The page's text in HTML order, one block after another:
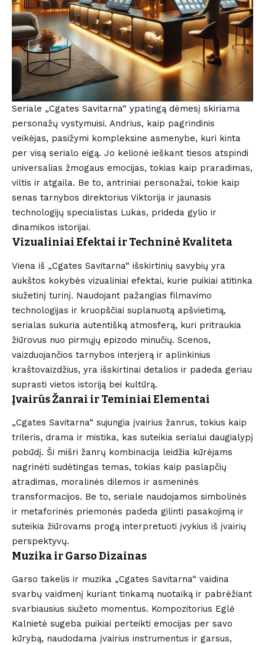
Seriale „Cgates Savitarna“ ypatingą dėmesį skiriama
personažų vystymuisi. Andrius, kaip pagrindinis
veikėjas, pasižymi kompleksine asmenybe, kuri kinta
per visą serialo eigą. Jo kelionė ieškant tiesos atspindi
universalias žmogaus emocijas, tokias kaip praradimas,
viltis ir atgaila. Be to, antriniai personažai, tokie kaip
senas tarnybos direktorius Viktorija ir jaunasis
technologijų specialistas Lukas, prideda gylio ir
dinamikos istorijai.
Vizualiniai Efektai ir Techninė Kvaliteta
Viena iš „Cgates Savitarna“ išskirtinių savybių yra
aukštos kokybės vizualiniai efektai, kurie puikiai atitinka
siužetinį turinį. Naudojant pažangias filmavimo
technologijas ir kruopščiai suplanuotą apšvietimą,
serialas sukuria autentišką atmosferą, kuri pritraukia
žiūrovus nuo pirmųjų epizodo minučių. Scenos,
vaizduojančios tarnybos interjerą ir aplinkinius
kraštovaizdžius, yra išskirtinai detalios ir padeda geriau
suprasti vietos istoriją bei kultūrą.
Įvairūs Žanrai ir Teminiai Elementai
„Cgates Savitarna“ sujungia įvairius žanrus, tokius kaip
trileris, drama ir mistika, kas suteikia serialui daugialypį
pobūdį. Ši mišri žanrų kombinacija leidžia kūrėjams
nagrinėti sudėtingas temas, tokias kaip paslapčių
atradimas, moralinės dilemos ir asmeninės
transformacijos. Be to, seriale naudojamos simbolinės
ir metaforinės priemonės padeda gilinti pasakojimą ir
suteikia žiūrovams progą interpretuoti įvykius iš įvairių
perspektyvų.
Muzika ir Garso Dizainas
Garso takelis ir muzika „Cgates Savitarna“ vaidina
svarbų vaidmenį kuriant tinkamą nuotaiką ir pabrėžiant
svarbiausius siužeto momentus. Kompozitorius Eglė
Kalnietė sugeba puikiai perteikti emocijas per savo
kūrybą, naudodama įvairius instrumentus ir garsus,